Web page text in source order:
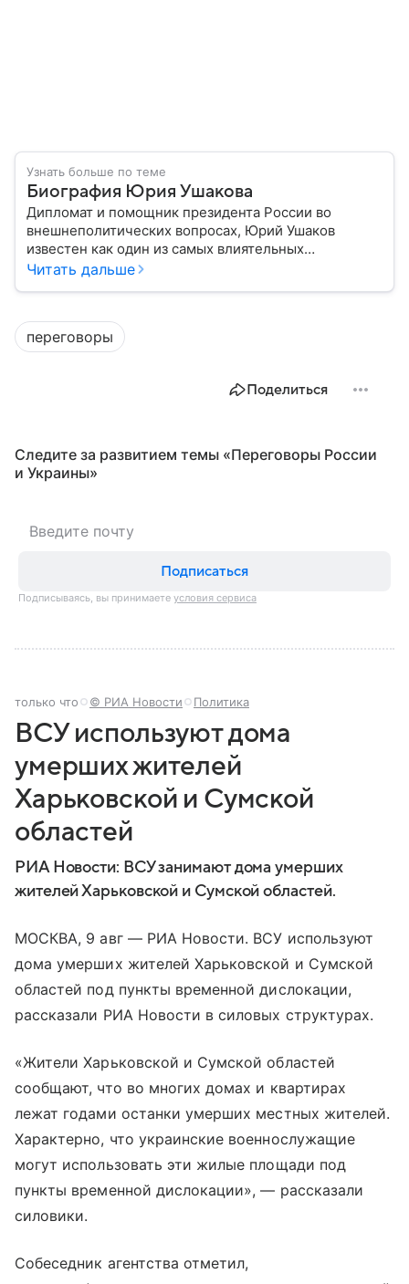
Узнать больше по теме
Биография Юрия Ушакова
Дипломат и помощник президента России во
внешнеполитических вопросах, Юрий Ушаков
известен как один из самых влиятельных
государственных деятелей. Рассказываем о важных
Читать дальше
переговоры
Поделиться
Следите за развитием темы «Переговоры России
и Украины⁠»
Подписаться
Подписываясь, вы принимаете условия сервиса
только что © РИА Новости Политика
ВСУ используют дома
умерших жителей
Харьковской и Сумской
областей
РИА Новости: ВСУ занимают дома умерших
жителей Харьковской и Сумской областей.
МОСКВА, 9 авг — РИА Новости. ВСУ используют
дома умерших жителей Харьковской и Сумской
областей под пункты временной дислокации,
рассказали РИА Новости в силовых структурах.
«Жители Харьковской и Сумской областей
сообщают, что во многих домах и квартирах
лежат годами останки умерших местных жителей.
Характерно, что украинские военнослужащие
могут использовать эти жилые площади под
пункты временной дислокации», — рассказали
силовики.
Собеседник агентства отметил,